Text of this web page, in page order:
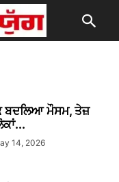
ਬਦਲਿਆ ਮੌਸਮ, ਤੇਜ਼
14, 2026